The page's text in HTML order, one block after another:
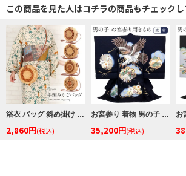
この商品を見た人はコチラの商品もチェック
浴衣 バッグ 斜め掛け かご巾着 浴衣 バッグ レディース 和柄 黒かご 茶かご 浴衣バッグ 浴衣バック かごバック カゴ 籠 巾着 ベトナムバッグ
2,860円(税込)
お宮参り 着物 男の子 産着 祝い着 紺 鷹に松枠 桐梅など 正絹 のしめ 掛け着 初着 服装 赤ちゃん 販売
35,200円(税込)